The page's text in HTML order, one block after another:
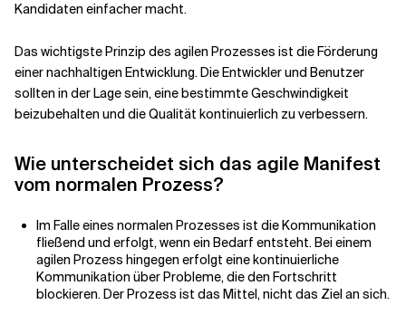
Kandidaten einfacher macht.
Das wichtigste Prinzip des agilen Prozesses ist die Förderung
einer nachhaltigen Entwicklung. Die Entwickler und Benutzer
sollten in der Lage sein, eine bestimmte Geschwindigkeit
beizubehalten und die Qualität kontinuierlich zu verbessern.
Wie unterscheidet sich das agile Manifest
vom normalen Prozess?
Im Falle eines normalen Prozesses ist die Kommunikation
fließend und erfolgt, wenn ein Bedarf entsteht. Bei einem
agilen Prozess hingegen erfolgt eine kontinuierliche
Kommunikation über Probleme, die den Fortschritt
blockieren. Der Prozess ist das Mittel, nicht das Ziel an sich.